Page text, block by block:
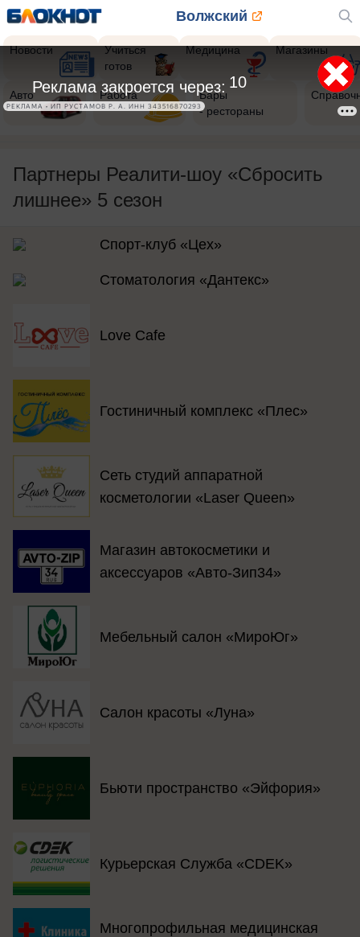
Волжский
Новости
Учиться
готов
Медицина Магазины
Авто Работа
Бары
- рестораны
Партнеры Реалити-шоу «Сбросить
лишнее» 5 сезон
Спорт-клуб «Цех»
Стоматология «Дантекс»
Love Cafe
Гостиничный комплекс «Плес»
Сеть студий аппаратной
косметологии «Laser Queen»
Магазин автокосметики и
аксессуаров «Авто-Зип34»
Мебельный салон «МироЮг»
Салон красоты «Луна»
Бьюти пространство «Эйфория»
Курьерская Служба «CDEK»
Многопрофильная медицинская
8
Реклама закроется через:
РЕКЛАМА • ИП РУСТАМОВ Р. А. ИНН 343516870293